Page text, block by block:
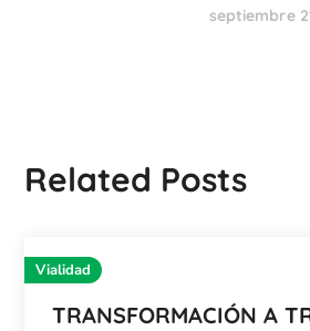
septiembre
Related Posts
Vialidad
TRANSFORMACIÓN A